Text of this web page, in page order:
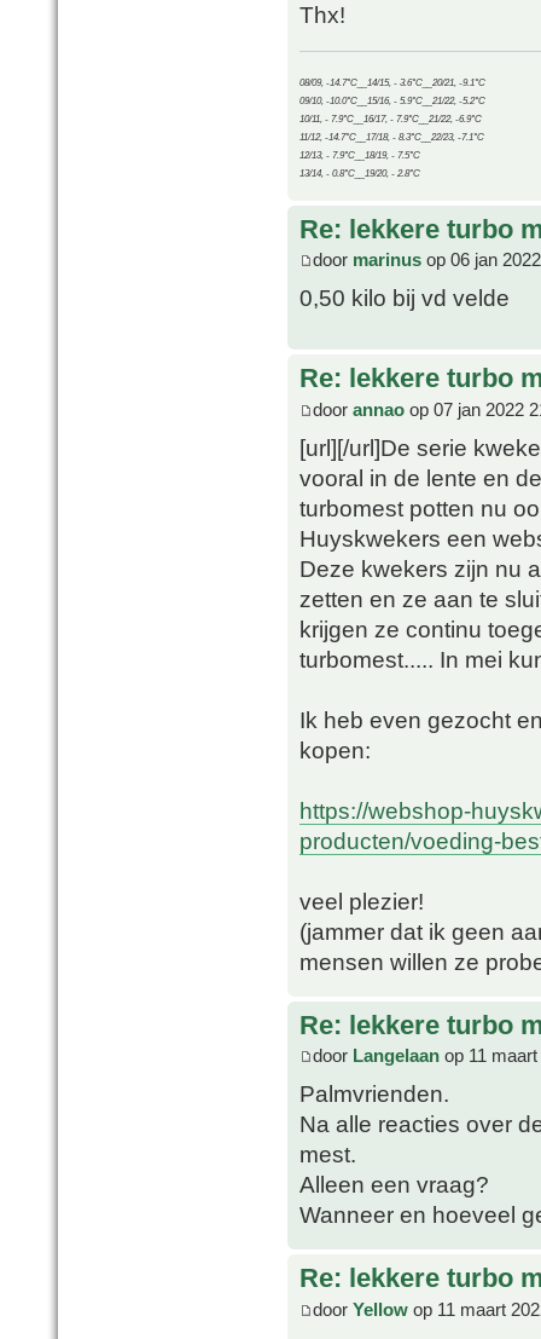
Thx!
08/09, -14.7°C__14/15, - 3.6°C__20/21, -9.1°C
09/10, -10.0°C__15/16, - 5.9°C__21/22, -5.2°C
10/11, - 7.9°C__16/17, - 7.9°C__21/22, -6.9°C
11/12, -14.7°C__17/18, - 8.3°C__22/23, -7.1°C
12/13, - 7.9°C__18/19, - 7.5°C
13/14, - 0.8°C__19/20, - 2.8°C
Re: lekkere turbo
door marinus op 06 jan
0,50 kilo bij vd velde
Re: lekkere turbo
door annao op 07 jan 2022
[url][/url]De serie
vooral in de lente en
turbomest potten nu
Huyskwekers een
Deze kwekers zijn nu
zetten en ze aan te
krijgen ze continu
turbomest..... In mei
Ik heb even gezocht
kopen:
https://webshop-
producten/voeding-
veel plezier!
(jammer dat ik geen
mensen willen ze
Re: lekkere turbo
door Langelaan op 11
Palmvrienden.
Na alle reacties over
mest.
Alleen een vraag?
Wanneer en hoeveel
Re: lekkere turbo
door Yellow op 11 maart